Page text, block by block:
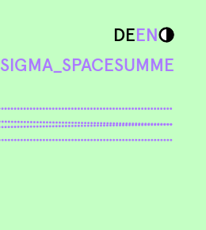
DEEN
SIGMA_SPACESUMME